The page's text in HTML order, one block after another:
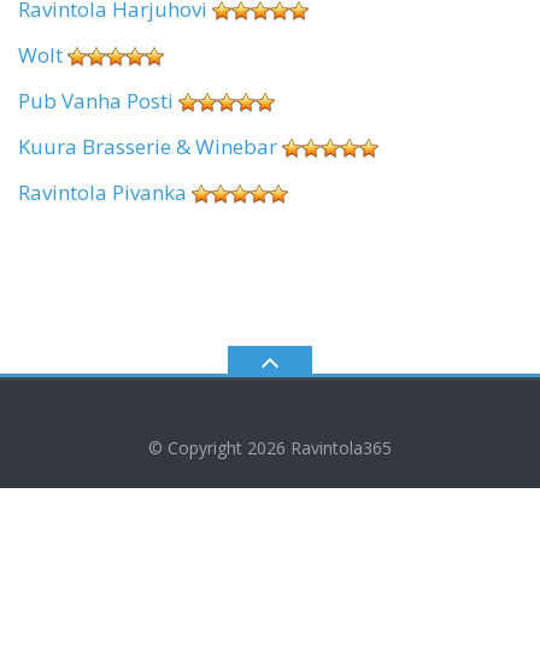
Ravintola Harjuhovi
Wolt
Pub Vanha Posti
Kuura Brasserie & Winebar
Ravintola Pivanka
© Copyright 2026 Ravintola365